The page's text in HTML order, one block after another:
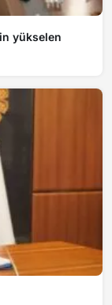
yükselen